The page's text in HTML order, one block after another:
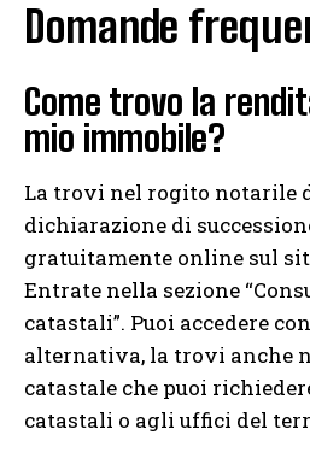
Domande
Come trovo la
mio immobile?
La trovi nel rogito notarile
dichiarazione di
gratuitamente online sul
Entrate nella sezione
catastali”. Puoi accedere con
alternativa, la trovi anche
catastale che puoi
catastali o agli uffici del